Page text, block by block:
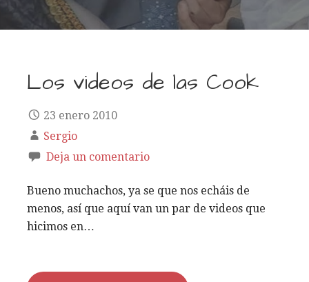
Los videos de las Cook
23 enero 2010
Sergio
Deja un comentario
Bueno muchachos, ya se que nos echáis de
menos, así que aquí van un par de videos que
hicimos en…